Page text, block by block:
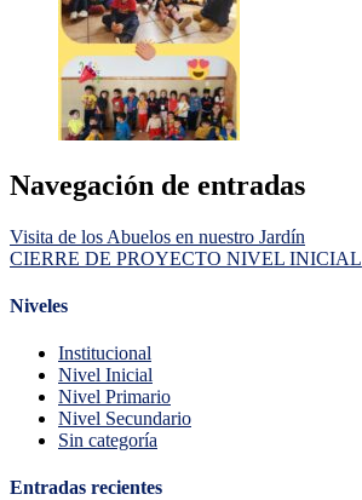
Navegación de entradas
Visita de los Abuelos en nuestro Jardín
CIERRE DE PROYECTO NIVEL INICIAL
Niveles
Institucional
Nivel Inicial
Nivel Primario
Nivel Secundario
Sin categoría
Entradas recientes